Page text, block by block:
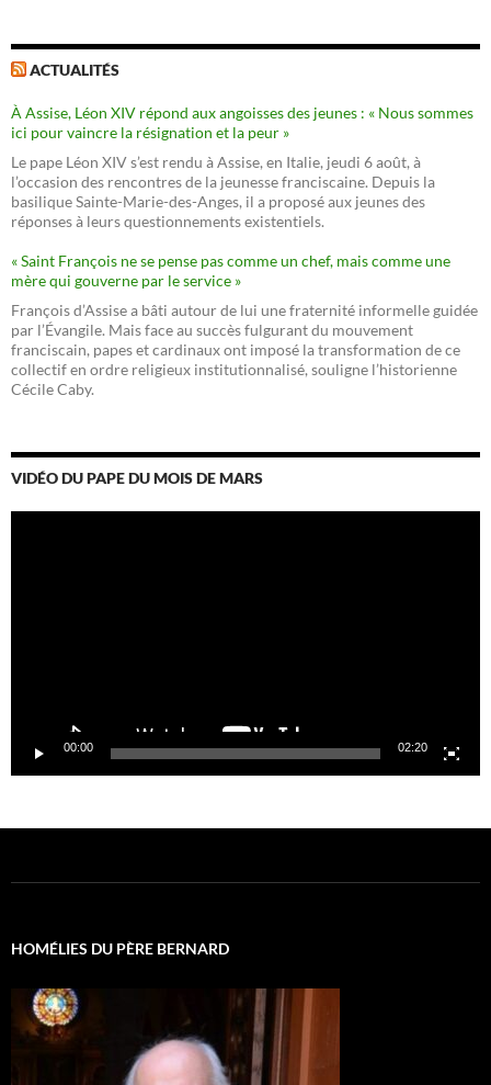
ACTUALITÉS
À Assise, Léon XIV répond aux angoisses des jeunes : « Nous sommes
ici pour vaincre la résignation et la peur »
Le pape Léon XIV s’est rendu à Assise, en Italie, jeudi 6 août, à
l’occasion des rencontres de la jeunesse franciscaine. Depuis la
basilique Sainte-Marie-des-Anges, il a proposé aux jeunes des
réponses à leurs questionnements existentiels.
« Saint François ne se pense pas comme un chef, mais comme une
mère qui gouverne par le service »
François d’Assise a bâti autour de lui une fraternité informelle guidée
par l’Évangile. Mais face au succès fulgurant du mouvement
franciscain, papes et cardinaux ont imposé la transformation de ce
collectif en ordre religieux institutionnalisé, souligne l’historienne
Cécile Caby.
VIDÉO DU PAPE DU MOIS DE MARS
00:00 02:20
HOMÉLIES DU PÈRE BERNARD